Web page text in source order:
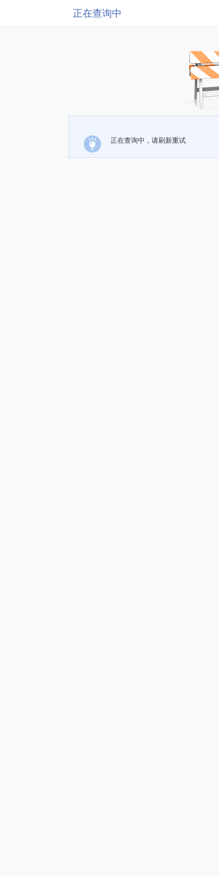
正在查询中
正在查询中，请刷新重试